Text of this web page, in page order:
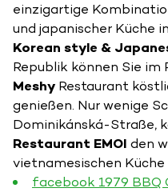
einzigartige
und japanischer Küche
Korean style &
Republik können Sie im
Meshy Restaurant
genießen. Nur wenige
Dominikánská-Straße,
Restaurant EMOI den
vietnamesischen Küche
facebook 1979 BBQ